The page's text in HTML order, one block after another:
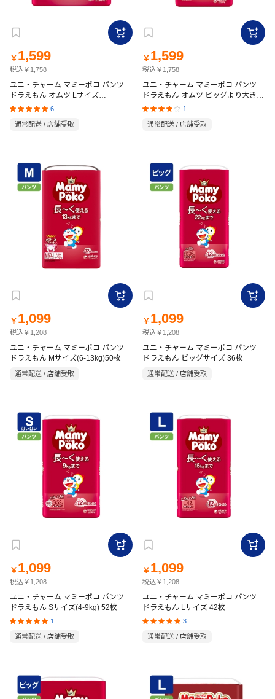
￥ 1,599
税込￥1,758
ユニ・チャーム マミーポコ パンツ
ドラえもん オムツ Lサイズ
(9~15kg)62枚
6
通常配送 / 店舗受取
￥ 1,599
税込￥1,758
ユニ・チャーム マミーポコ パンツ
ドラえもん オムツ ビッグより大きい
サイズ(13~28kg)36枚
1
通常配送 / 店舗受取
￥ 1,099
税込￥1,208
ユニ・チャーム マミーポコ パンツ
ドラえもん Mサイズ(6-13kg)50枚
通常配送 / 店舗受取
￥ 1,099
税込￥1,208
ユニ・チャーム マミーポコ パンツ
ドラえもん ビッグサイズ 36枚
通常配送 / 店舗受取
￥ 1,099
税込￥1,208
ユニ・チャーム マミーポコ パンツ
ドラえもん Sサイズ(4-9kg) 52枚
1
通常配送 / 店舗受取
￥ 1,099
税込￥1,208
ユニ・チャーム マミーポコ パンツ
ドラえもん Lサイズ 42枚
3
通常配送 / 店舗受取